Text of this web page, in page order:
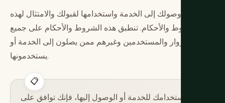
يخضع وصولك إلى الخدمة واستخدامها لقبولك والامتثال لهذه
الشروط والأحكام. تنطبق هذه الشروط والأحكام على جميع
الزوار والمستخدمين وغيرهم ممن يصلون إلى الخدمة أو
يستخدمونها.
باستخدامك للخدمة أو الوصول إليها، فإنك توافق على